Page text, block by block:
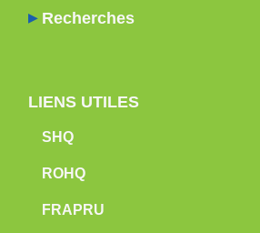
Recherches
LIENS UTILES
SHQ
ROHQ
FRAPRU